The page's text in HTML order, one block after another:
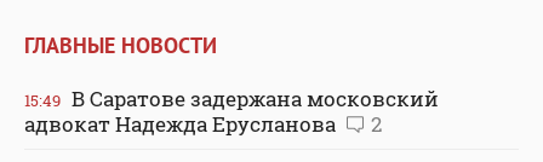
ГЛАВНЫЕ НОВОСТИ
15:49 В Саратове задержана московский
адвокат Надежда Ерусланова
2